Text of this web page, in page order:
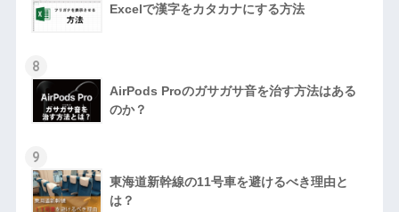
Excelで漢字をカタカナにする方法
8
AirPods Proのガサガサ音を治す方法はある
のか？
9
東海道新幹線の11号車を避けるべき理由と
は？